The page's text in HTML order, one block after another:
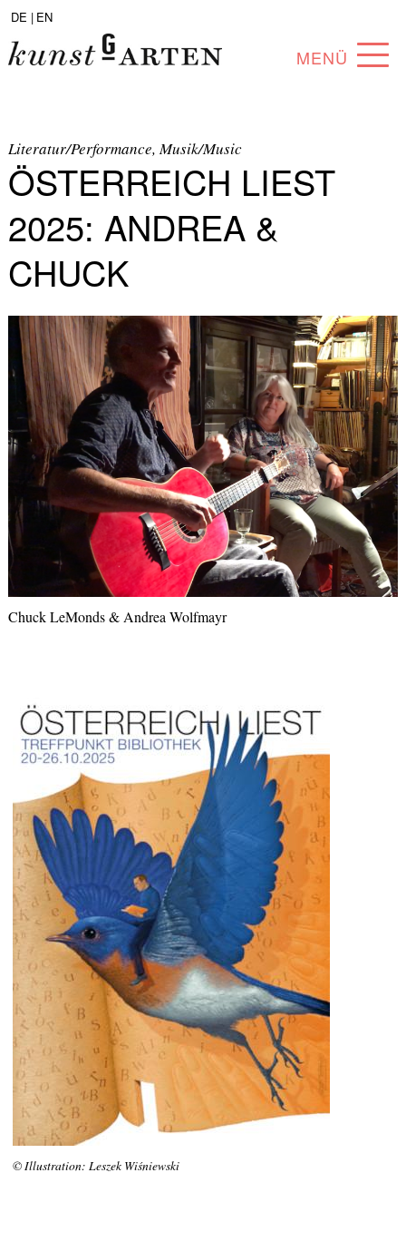
DE | EN
MENÜ
ABOUT
SAMMLUNG
KÜNSTLER*INNEN
PARTNER*INNEN
ANGEBOTE
Literatur/Performance, Musik/Music
ÖSTERREICH LIEST
2025: ANDREA &
CHUCK
Chuck LeMonds & Andrea Wolfmayr
© Illustration: Leszek Wiśniewski